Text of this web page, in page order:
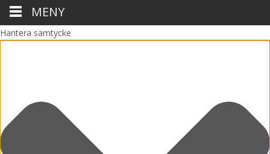
Hantera samtycke
MENY